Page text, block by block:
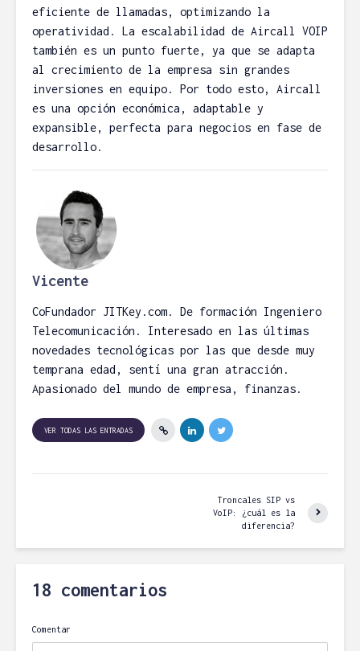
eficiente de llamadas, optimizando la
operatividad. La escalabilidad de Aircall VOIP
también es un punto fuerte, ya que se adapta
al crecimiento de la empresa sin grandes
inversiones en equipo. Por todo esto, Aircall
es una opción económica, adaptable y
expansible, perfecta para negocios en fase de
desarrollo.
Vicente
CoFundador JITKey.com. De formación Ingeniero
Telecomunicación. Interesado en las últimas
novedades tecnológicas por las que desde muy
temprana edad, sentí una gran atracción.
Apasionado del mundo de empresa, finanzas.
VER TODAS LAS ENTRADAS
Troncales SIP vs
VoIP: ¿cuál es la
diferencia?
18 comentarios
Comentar